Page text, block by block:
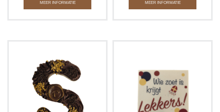
MEER INFORMATIE MEER INFORMATIE